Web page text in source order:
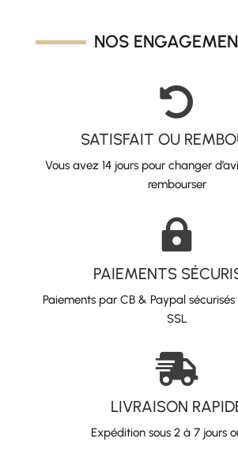
NOS

SATISFAIT OU
Vous avez 14 jours pour changer
rembourser

PAIEMENTS
Paiements par CB & Paypal
SSL

LIVRAISON
Expédition sous 2 à 7 jours